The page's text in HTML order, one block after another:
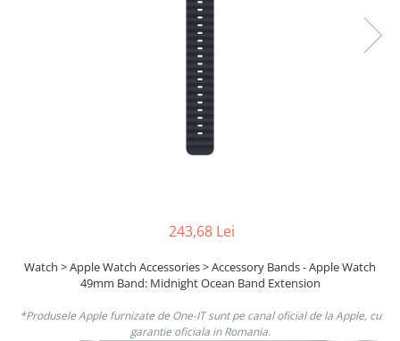
243,68 Lei
Watch > Apple Watch Accessories > Accessory Bands - Apple Watch
49mm Band: Midnight Ocean Band Extension
*Produsele Apple furnizate de One-IT sunt pe canal oficial de la Apple, cu
garantie oficiala in Romania.